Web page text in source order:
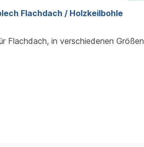
für Ortgangblech Flachdach / Holzkeilbohle
Flachdach, in verschiedenen Größen